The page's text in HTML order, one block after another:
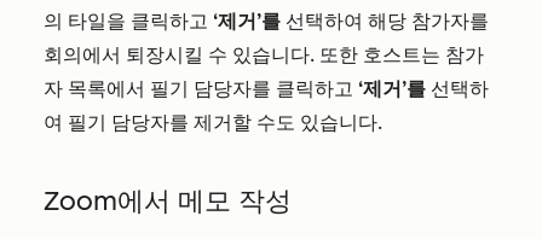
의 타일을 클릭하고 ‘제거’를 선택하여 해당 참가자를
회의에서 퇴장시킬 수 있습니다. 또한 호스트는 참가
자 목록에서 필기 담당자를 클릭하고 ‘제거’를 선택하
여 필기 담당자를 제거할 수도 있습니다.
Zoom에서 메모 작성